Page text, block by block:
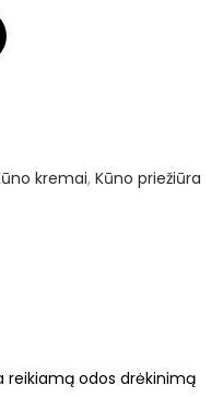
kremai, Kūno priežiūra
reikiamą odos drėkinimą